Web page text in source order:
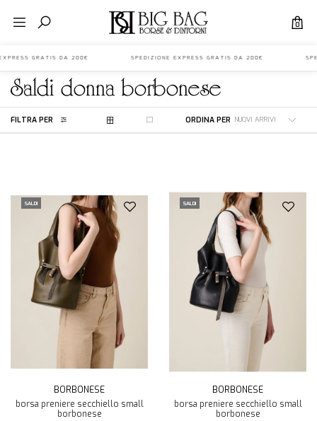
0
EXPRESS GRATIS DA 200€ SPEDIZIONE EXPRESS GRATIS DA 200€
saldi donnaborbonese
FILTRA PER ORDINA PER
SALDI
BORBONESE
borsa preniere secchiello small
borbonese
SALDI
BORBONESE
borsa preniere secchiello small
borbonese